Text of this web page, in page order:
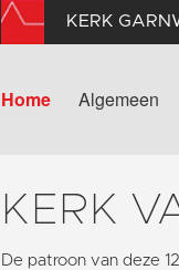
KERK
Home Algemeen
KERK
De patroon van deze